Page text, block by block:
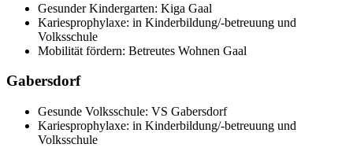
Gesunder Kindergarten: Kiga Gaal
Kariesprophylaxe: in Kinderbildung/-betreuung und
Volksschule
Mobilität fördern: Betreutes Wohnen Gaal
Gabersdorf
Gesunde Volksschule: VS Gabersdorf
Kariesprophylaxe: in Kinderbildung/-betreuung und
Volksschule